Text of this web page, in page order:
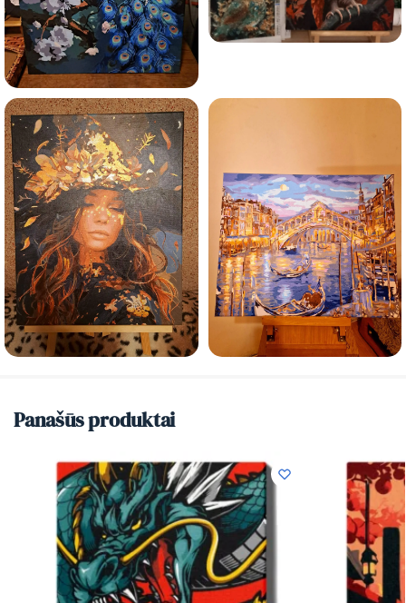
Panašūs produktai